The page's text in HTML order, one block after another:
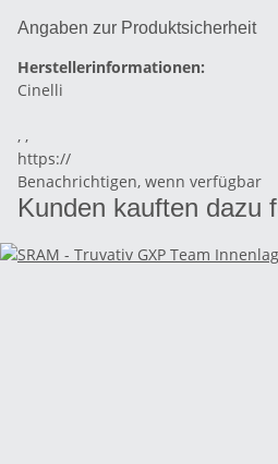
Angaben zur Produktsicherheit
Herstellerinformationen:
Cinelli
, ,
https://
Benachrichtigen, wenn verfügbar
Kunden kauften dazu